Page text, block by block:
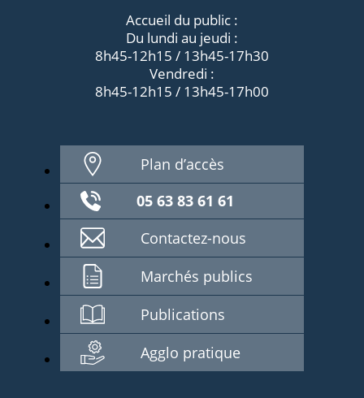
Accueil du public :
Du lundi au jeudi :
8h45-12h15 / 13h45-17h30
Vendredi :
8h45-12h15 / 13h45-17h00
Plan d’accès
05 63 83 61 61
Contactez-nous
Marchés publics
Publications
Agglo pratique